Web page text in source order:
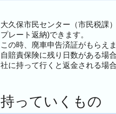
大久保市民センター（市民税課
プレート返納)できます。
この時、廃車申告済証がもらえま
自賠責保険に残り日数がある場
社に持って行くと返金される場
持っていくもの